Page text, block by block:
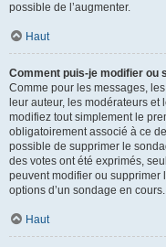
possible de l’augmenter.
Haut
Comment puis-je modifier ou
Comme pour les messages,
leur auteur, les modérateurs
modifiez tout simplement le
obligatoirement associé à ce
possible de supprimer le
des votes ont été exprimés,
peuvent modifier ou supprimer
options d’un sondage en cours.
Haut